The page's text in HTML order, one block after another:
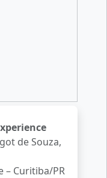
de Souza,
– Curitiba/PR